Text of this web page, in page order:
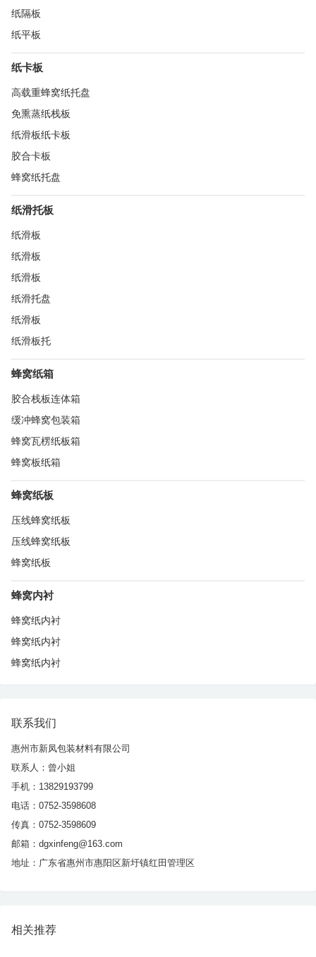
纸隔板
纸平板
纸卡板
高载重蜂窝纸托盘
免熏蒸纸栈板
纸滑板纸卡板
胶合卡板
蜂窝纸托盘
纸滑托板
纸滑板
纸滑板
纸滑板
纸滑托盘
纸滑板
纸滑板托
蜂窝纸箱
胶合栈板连体箱
缓冲蜂窝包装箱
蜂窝瓦楞纸板箱
蜂窝板纸箱
蜂窝纸板
压线蜂窝纸板
压线蜂窝纸板
蜂窝纸板
蜂窝内衬
蜂窝纸内衬
蜂窝纸内衬
蜂窝纸内衬
联系我们
惠州市新凤包装材料有限公司
联系人：曾小姐
手机：13829193799
电话：0752-3598608
传真：0752-3598609
邮箱：dgxinfeng@163.com
地址：广东省惠州市惠阳区新圩镇红田管理区
相关推荐